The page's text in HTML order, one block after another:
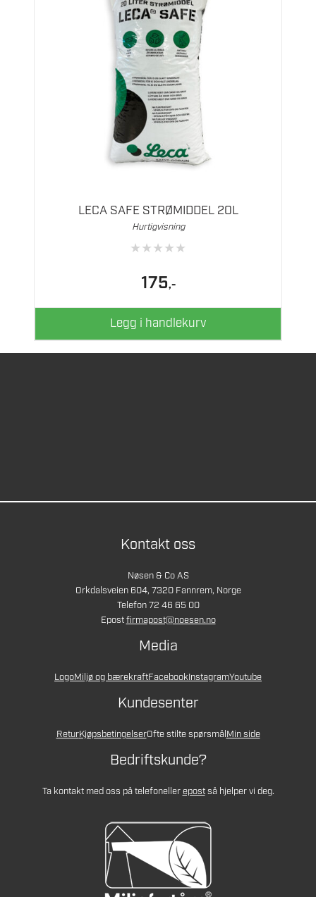
LECA SAFE STRØMIDDEL 20L
Hurtigvisning
★★★★★
175,-
Legg i handlekurv
Kontakt oss
Nøsen & Co AS
Orkdalsveien 604, 7320 Fannrem, Norge
Telefon 72 46 65 00
Epostfirmapost@noesen.no
Media
LogoMiljø og bærekraftFacebookInstagramYoutube
Kundesenter
ReturKjøpsbetingelserOfte stilte spørsmålMin side
Bedriftskunde?
Ta kontakt med oss på telefonellerepostså hjelper vi deg.